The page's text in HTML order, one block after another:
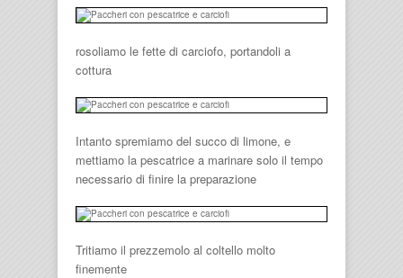
rosoliamo le fette di carciofo, portandoli a
cottura
Intanto spremiamo del succo di limone, e
mettiamo la pescatrice a marinare solo il tempo
necessario di finire la preparazione
Tritiamo il prezzemolo al coltello molto
finemente